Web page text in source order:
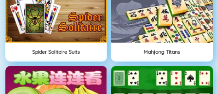
Spider Solitaire Suits Mahjong Titans